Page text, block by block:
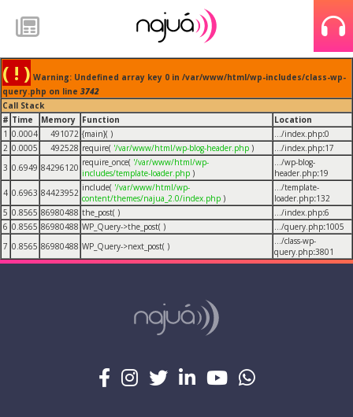
( ! ) Warning: Undefined array key 0 in /var/www/html/wp-includes/class-wp-
query.php on line 3742
Call Stack
# Time Memory Function
Location
1 0.0004 491072 {main}( ) .../index.php:0
2 0.0005 492528 require( '/var/www/html/wp-blog-header.php ) .../index.php:17
3 0.6949 84296120 require_once( '/var/www/html/wp-
includes/template-loader.php )
.../wp-blog-
header.php:19
4 0.6963 84423952 include( '/var/www/html/wp-
content/themes/najua_2.0/index.php )
.../template-
loader.php:132
5 0.8565 86980488 the_post( ) .../index.php:6
6 0.8565 86980488 WP_Query->the_post( ) .../query.php:1005
7 0.8565 86980488 WP_Query->next_post( )
.../class-wp-
query.php:3801